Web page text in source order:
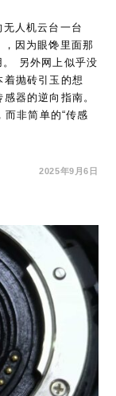
人机云台一台
，因为眼馋里面那
另外网上似乎没
抛砖引玉的想
器的逆向指南。
而非简单的“传感
2025年9月6日